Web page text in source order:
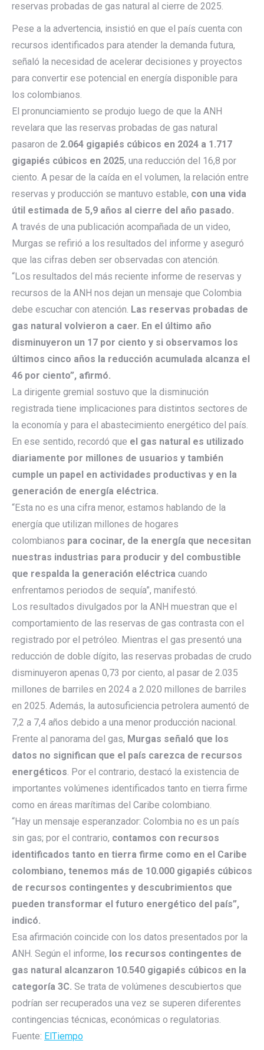
reservas probadas de gas natural al cierre de 2025.
Pese a la advertencia, insistió en que el país cuenta con
recursos identificados para atender la demanda futura,
señaló la necesidad de acelerar decisiones y proyectos
para convertir ese potencial en energía disponible para
los colombianos.
El pronunciamiento se produjo luego de que la ANH
revelara que las reservas probadas de gas natural
pasaron de 2.064 gigapiés cúbicos en 2024 a 1.717
gigapiés cúbicos en 2025, una reducción del 16,8 por
ciento. A pesar de la caída en el volumen, la relación entre
reservas y producción se mantuvo estable, con una vida
útil estimada de 5,9 años al cierre del año pasado.
A través de una publicación acompañada de un video,
Murgas se refirió a los resultados del informe y aseguró
que las cifras deben ser observadas con atención.
“Los resultados del más reciente informe de reservas y
recursos de la ANH nos dejan un mensaje que Colombia
debe escuchar con atención. Las reservas probadas de
gas natural volvieron a caer. En el último año
disminuyeron un 17 por ciento y si observamos los
últimos cinco años la reducción acumulada alcanza el
46 por ciento”, afirmó.
La dirigente gremial sostuvo que la disminución
registrada tiene implicaciones para distintos sectores de
la economía y para el abastecimiento energético del país.
En ese sentido, recordó que el gas natural es utilizado
diariamente por millones de usuarios y también
cumple un papel en actividades productivas y en la
generación de energía eléctrica.
“Esta no es una cifra menor, estamos hablando de la
energía que utilizan millones de hogares
colombianos para cocinar, de la energía que necesitan
nuestras industrias para producir y del combustible
que respalda la generación eléctrica cuando
enfrentamos periodos de sequía”, manifestó.
Los resultados divulgados por la ANH muestran que el
comportamiento de las reservas de gas contrasta con el
registrado por el petróleo. Mientras el gas presentó una
reducción de doble dígito, las reservas probadas de crudo
disminuyeron apenas 0,73 por ciento, al pasar de 2.035
millones de barriles en 2024 a 2.020 millones de barriles
en 2025. Además, la autosuficiencia petrolera aumentó de
7,2 a 7,4 años debido a una menor producción nacional.
Frente al panorama del gas, Murgas señaló que los
datos no significan que el país carezca de recursos
energéticos. Por el contrario, destacó la existencia de
importantes volúmenes identificados tanto en tierra firme
como en áreas marítimas del Caribe colombiano.
“Hay un mensaje esperanzador: Colombia no es un país
sin gas; por el contrario, contamos con recursos
identificados tanto en tierra firme como en el Caribe
colombiano, tenemos más de 10.000 gigapiés cúbicos
de recursos contingentes y descubrimientos que
pueden transformar el futuro energético del país”,
indicó.
Esa afirmación coincide con los datos presentados por la
ANH. Según el informe, los recursos contingentes de
gas natural alcanzaron 10.540 gigapiés cúbicos en la
categoría 3C. Se trata de volúmenes descubiertos que
podrían ser recuperados una vez se superen diferentes
contingencias técnicas, económicas o regulatorias.
Fuente: ElTiempo